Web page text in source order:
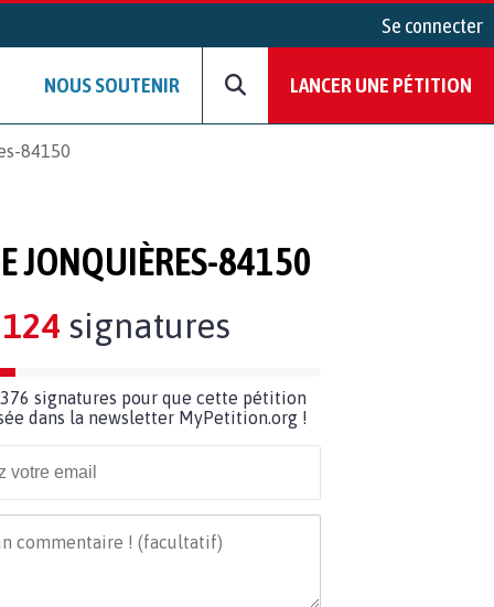
Se connecter
NOUS SOUTENIR LANCER UNE PÉTITION
84150
JONQUIÈRES-84150
124 signatures
signatures pour que cette pétition
dans la newsletter MyPetition.org !